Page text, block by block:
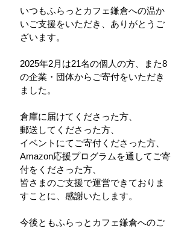
いつもふらっとカフェ鎌倉への温か
いご支援をいただき、ありがとうご
ざいます。
2025年2月は21名の個人の方、また8
の企業・団体からご寄付をいただき
ました。
倉庫に届けてくださった方、
郵送してくださった方、
イベントにてご寄付くださった方、
Amazon応援プログラムを通してご寄
付をくださった方、
皆さまのご支援で運営できておりま
すことに、感謝いたします。
今後ともふらっとカフェ鎌倉へのご